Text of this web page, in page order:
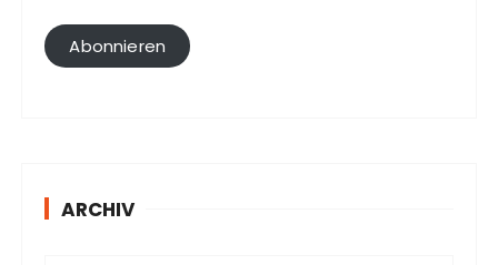
l
-
Abonnieren
ARCHIV